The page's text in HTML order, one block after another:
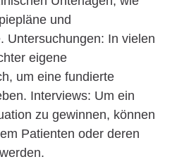
und
Untersuchungen: In vielen
eigene
um eine fundierte
Interviews: Um ein
zu gewinnen, können
Patienten oder deren